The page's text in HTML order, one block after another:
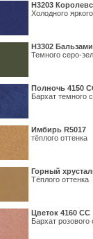
Н3203
Холодного
Н3302
Темного серо-
Полночь 4150
Бархат темного
Имбирь R5017
тёплого оттенка
Горный
Тёплого оттенка
Цветок 4160 СС
Бархат розового